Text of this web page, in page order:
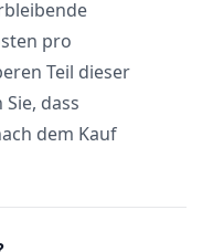
pro
Teil dieser
dass
dem Kauf